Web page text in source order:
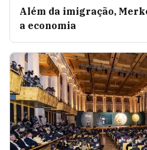
Além da imigração,
a economia